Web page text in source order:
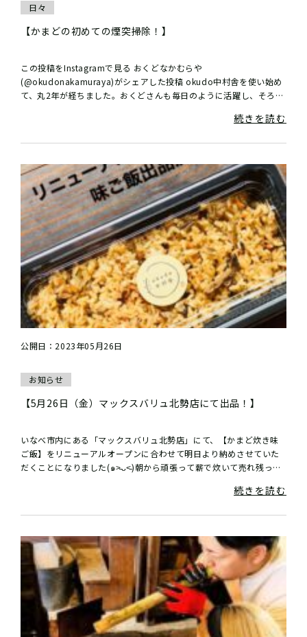
日々
【かまどの初めての煙突掃除！】
この投稿をInstagramで見る おくどなかむらや
(@okudonakamuraya)がシェアした投稿 okudo中村舎を使い始め
て、丸2年が経ちました。おくどさんも毎日のように活躍し、そろそ
続きを読む
公開日：2023年05月26日
お知らせ
【5月26日（金）マックスバリュ北勢店にて出品！】
いなべ市内にある「マックスバリュ北勢店」にて、【かまど炊き味
ご飯】をリニューアルオープンに合わせて明日より納めさせていた
だくことになりました(๑˃̵ᴗ˂̵)朝から頑張って薪で炊いて売れ残った
続きを読む